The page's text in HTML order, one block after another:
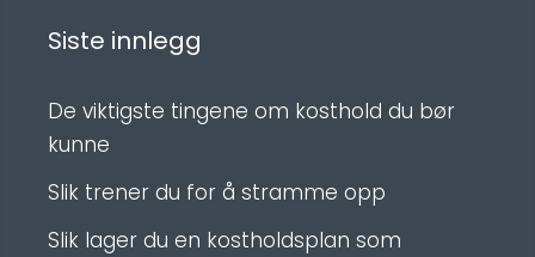
Siste innlegg
De viktigste tingene om kosthold du bør
kunne
Slik trener du for å stramme opp
Slik lager du en kostholdsplan som